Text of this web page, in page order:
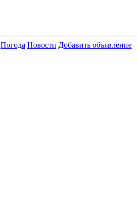
Погода Новости Добавить объявление